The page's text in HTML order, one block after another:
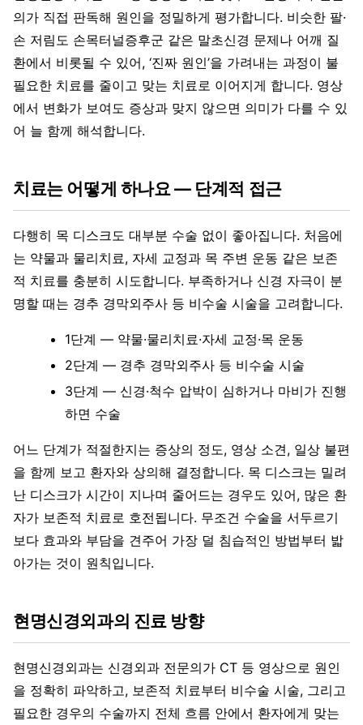
의가 직접 판독해 원인을 정밀하게 평가합니다. 비슷한 팔·
손 저림도 손목터널증후군 같은 말초신경 문제나 어깨 질
환에서 비롯될 수 있어, ‘진짜 원인’을 가려내는 과정이 불
필요한 치료를 줄이고 맞는 치료로 이어지게 합니다. 영상
에서 변화가 보여도 증상과 맞지 않으면 의미가 다를 수 있
어 늘 함께 해석합니다.
치료는 어떻게 하나요 — 단계적 접근
다행히 목 디스크도 대부분 수술 없이 좋아집니다. 처음에
는 약물과 물리치료, 자세 교정과 목 주변 운동 같은 보존
적 치료를 충분히 시도합니다. 부족하거나 신경 자극이 분
명할 때는 경추 경막외주사 등 비수술 시술을 고려합니다.
1단계 — 약물·물리치료·자세 교정·목 운동
2단계 — 경추 경막외주사 등 비수술 시술
3단계 — 신경·척수 압박이 심하거나 마비가 진행
하면 수술
어느 단계가 적절한지는 증상의 정도, 영상 소견, 일상 불편
을 함께 보고 환자와 상의해 결정합니다. 목 디스크는 밀려
난 디스크가 시간이 지나며 줄어드는 경우도 있어, 많은 환
자가 보존적 치료로 호전됩니다. 무조건 수술을 서두르기
보다 효과와 부담을 견주어 가장 덜 침습적인 방법부터 밟
아가는 것이 원칙입니다.
현명신경외과의 진료 방향
현명신경외과는 신경외과 전문의가 CT 등 영상으로 원인
을 정확히 파악하고, 보존적 치료부터 비수술 시술, 그리고
필요한 경우의 수술까지 전체 흐름 안에서 환자에게 맞는